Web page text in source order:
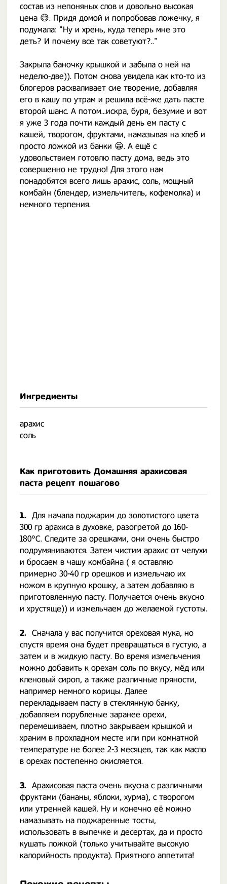
состав из непоняных слов и довольно высокая
цена 😅. Придя домой и попробовав ложечку, я
подумала: "Ну и хрень, куда теперь мне это
деть? И почему все так советуют?.."
Закрыла баночку крышкой и забыла о ней на
неделю-две)). Потом снова увидела как кто-то из
блогеров расхваливает сие творение, добавляя
его в кашу по утрам и решила всё-же дать пасте
второй шанс. А потом...искра, буря, безумие и вот
я уже 3 года почти каждый день ем пасту с
кашей, творогом, фруктами, намазывая на хлеб и
просто ложкой из банки 😁. А ещё с
удовольствием готовлю пасту дома, ведь это
совершенно не трудно! Для этого нам
понадобятся всего лишь арахис, соль, мощный
комбайн (блендер, измельчитель, кофемолка) и
немного терпения.
Ингредиенты
арахис
соль
Как приготовить Домашняя арахисовая
паста рецепт пошагово
1. Для начала поджарим до золотистого цвета
300 гр арахиса в духовке, разогретой до 160-
180°С. Следите за орешками, они очень быстро
подрумяниваются. Затем чистим арахис от челухи
и бросаем в чашу комбайна ( я оставляю
примерно 30-40 гр орешков и измельчаю их
ножом в крупную крошку, а затем добавляю в
приготовленную пасту. Получается очень вкусно
и хрустяще)) и измельчаем до желаемой густоты.
2. Сначала у вас получится ореховая мука, но
спустя время она будет превращаться в густую, а
затем и в жидкую пасту. Во время измельчения
можно добавить к орехам соль по вкусу, мёд или
кленовый сироп, а также различные пряности,
например немного корицы. Далее
перекладываем пасту в стеклянную банку,
добавляем порубленые заранее орехи,
перемешиваем, плотно закрываем крышкой и
храним в прохладном месте или при комнатной
температуре не более 2-3 месяцев, так как масло
в орехах постепенно окисляется.
3. Арахисовая паста очень вкусна с различными
фруктами (бананы, яблоки, хурма), с творогом
или утренней кашей. Ну и конечно её можно
намазывать на поджаренные тосты,
использовать в выпечке и десертах, да и просто
кушать ложкой (только учитывайте высокую
калорийность продукта). Приятного аппетита!